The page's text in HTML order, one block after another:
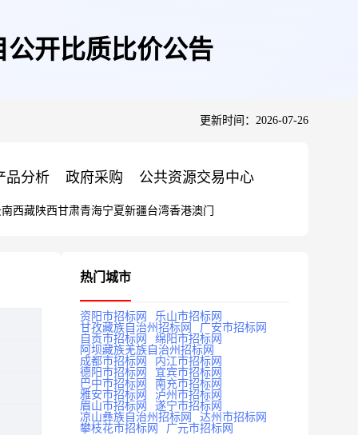
开比质比价公告
更新时间：2026-07-26
品分析 政府采购 公共资源交易中心
西藏陕西甘肃青海宁夏新疆台湾香港澳门
热门城市
资阳市招标网
乐山市招标网
甘孜藏族自治州招标网
广安市招标网
自贡市招标网
绵阳市招标网
阿坝藏族羌族自治州招标网
成都市招标网
内江市招标网
德阳市招标网
宜宾市招标网
巴中市招标网
南充市招标网
雅安市招标网
泸州市招标网
眉山市招标网
遂宁市招标网
凉山彝族自治州招标网
达州市招标网
攀枝花市招标网
广元市招标网